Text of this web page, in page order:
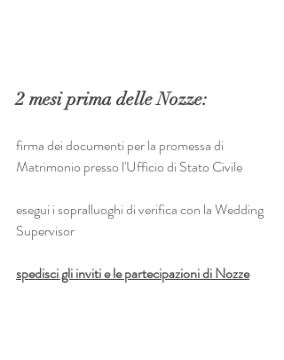
2 mesi prima delle Nozze:
firma dei documenti per la promessa di
Matrimonio presso l'Ufficio di Stato Civile
esegui i sopralluoghi di verifica con la Wedding
Supervisor
spedisci gli inviti e le partecipazioni di Nozze